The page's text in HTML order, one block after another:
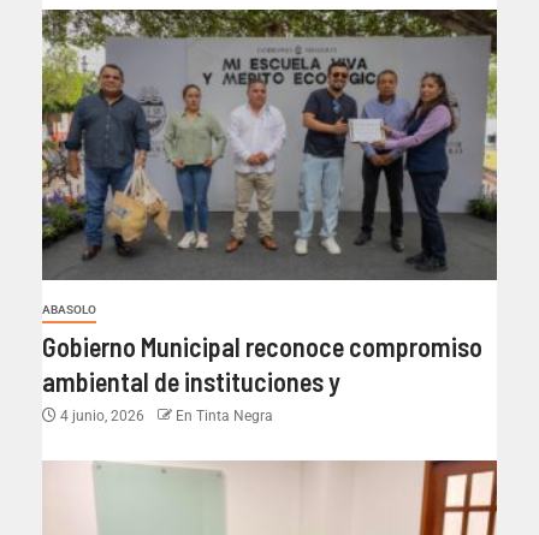
ABASOLO
Gobierno Municipal reconoce compromiso
ambiental de instituciones y
4 junio, 2026 En Tinta Negra